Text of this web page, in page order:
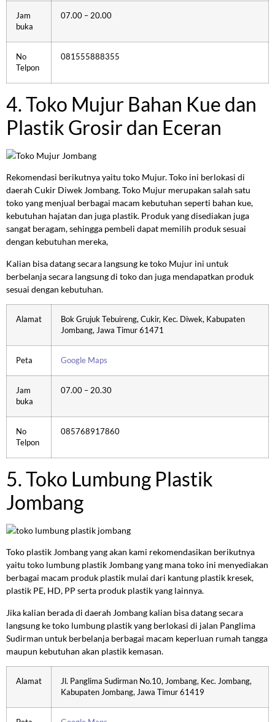
Jam
buka
07.00 – 20.00
No
Telpon
081555888355
4. Toko Mujur Bahan Kue dan
Plastik Grosir dan Eceran
Rekomendasi berikutnya yaitu toko Mujur. Toko ini berlokasi di
daerah Cukir Diwek Jombang. Toko Mujur merupakan salah satu
toko yang menjual berbagai macam kebutuhan seperti bahan kue,
kebutuhan hajatan dan juga plastik. Produk yang disediakan juga
sangat beragam, sehingga pembeli dapat memilih produk sesuai
dengan kebutuhan mereka,
Kalian bisa datang secara langsung ke toko Mujur ini untuk
berbelanja secara langsung di toko dan juga mendapatkan produk
sesuai dengan kebutuhan.
Alamat
Bok Grujuk Tebuireng, Cukir, Kec. Diwek, Kabupaten
Jombang, Jawa Timur 61471
Peta Google Maps
Jam
buka
07.00 – 20.30
No
Telpon
085768917860
5. Toko Lumbung Plastik
Jombang
Toko plastik Jombang yang akan kami rekomendasikan berikutnya
yaitu toko lumbung plastik Jombang yang mana toko ini menyediakan
berbagai macam produk plastik mulai dari kantung plastik kresek,
plastik PE, HD, PP serta produk plastik yang lainnya.
Jika kalian berada di daerah Jombang kalian bisa datang secara
langsung ke toko lumbung plastik yang berlokasi di jalan Panglima
Sudirman untuk berbelanja berbagai macam keperluan rumah tangga
maupun kebutuhan akan plastik kemasan.
Alamat
Jl. Panglima Sudirman No.10, Jombang, Kec. Jombang,
Kabupaten Jombang, Jawa Timur 61419